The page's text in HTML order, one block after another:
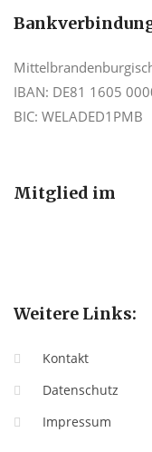
IBAN: DE81 1605
BIC: WELADED1PMB
Mitglied im
Weitere Links:
Kontakt
Datenschutz
Impressum